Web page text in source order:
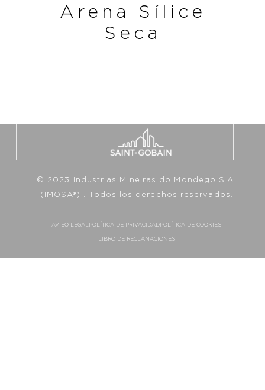
Arena Sílice
Seca
© 2023 Industrias Mineiras do Mondego S.A.
(IMOSA®) . Todos los derechos reservados.
AVISO LEGAL POLÍTICA DE PRIVACIDADPOLÍTICA DE COOKIES
LIBRO DE RECLAMACIONES